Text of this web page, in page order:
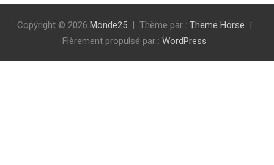
Copyright © 2026 Monde25 Thème par : Theme Horse
Fièrement propulsé par : WordPress